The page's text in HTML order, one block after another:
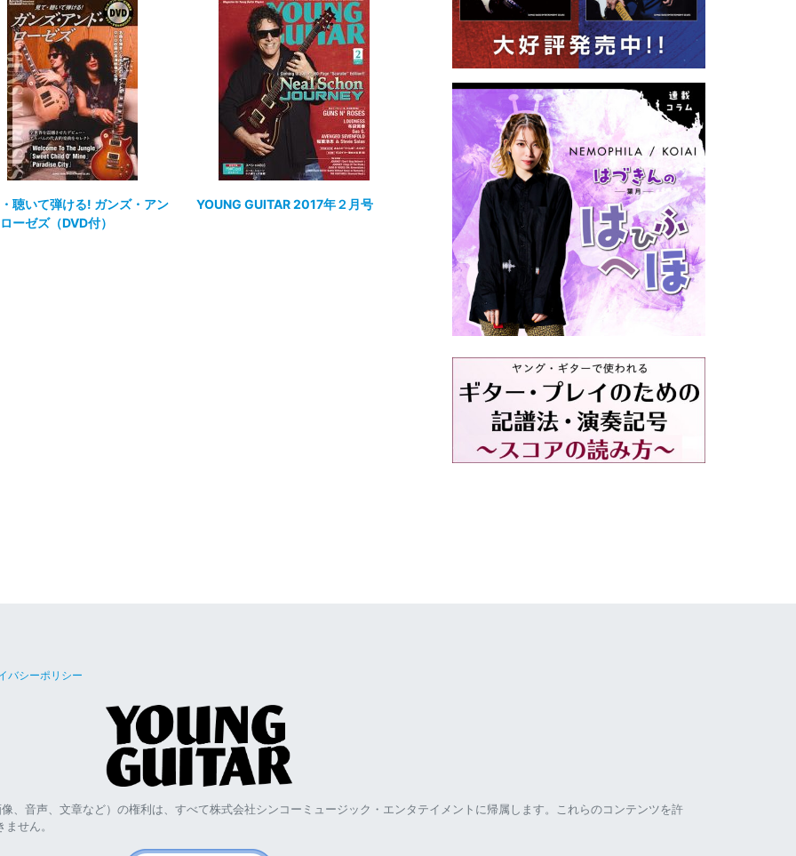
聴いて弾ける! ガンズ・アン
ーゼズ（DVD付）
YOUNG GUITAR 2017年２月号
バシーポリシー
、音声、文章など）の権利は、すべて株式会社シンコーミュージック・エンタテイメントに帰属します。これらのコンテンツを許
せん。